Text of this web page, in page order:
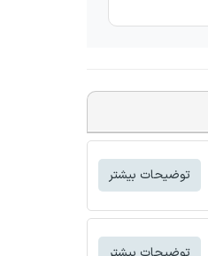
توضیحات بیشتر